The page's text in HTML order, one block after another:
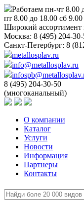
Работаем пн-чт 8.00
пт 8.00 до 18.00 сб
Широкий ассортимент
Москва: 8 (495) 204-
Санкт-Петербург: 8
metallosplav.ru
info@metallosplav.ru
8 (495) 204-30-50
(многоканальный)
О компании
Каталог
Услуги
Новости
Информация
Партнеры
Контакты